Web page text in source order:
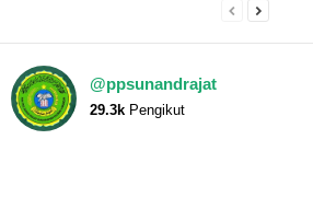
@ppsunandrajat
29.3k Pengikut